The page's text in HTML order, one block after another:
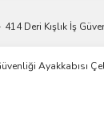
414 Deri Kışlık İş